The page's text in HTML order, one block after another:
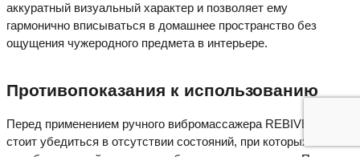
аккуратный визуальный характер и позволяет ему
гармонично вписываться в домашнее пространство без
ощущения чужеродного предмета в интерьере.
Противопоказания к использованию
Перед применением ручного вибромассажера REBIVE AIR
стоит убедиться в отсутствии состояний, при которых